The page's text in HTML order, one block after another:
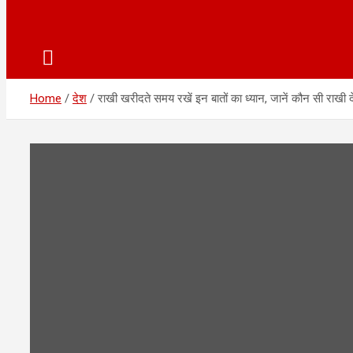
Home देश राखी खरीदते समय रखें इन बातों का ध्यान, जानें कौन सी राखी